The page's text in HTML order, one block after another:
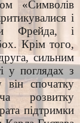
«Символів
і
Фрейда, і
Крім того,
сильним
у поглядах з
спочатку
розвитку
підтримки